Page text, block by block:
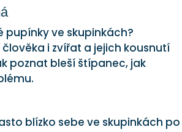
pupínky ve skupinkách?
člověka i zvířat a jejich kousnutí
poznat bleší štípanec, jak
blízko sebe ve skupinkách po